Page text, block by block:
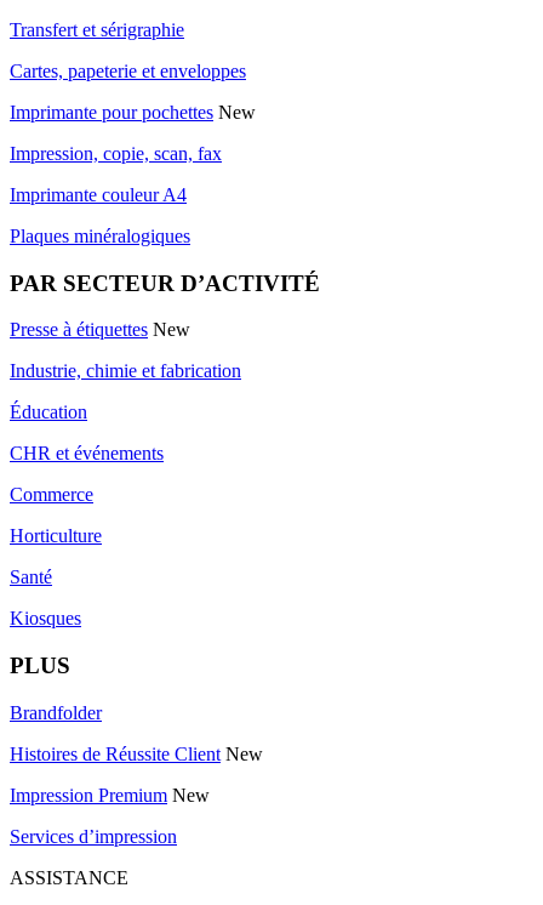
Transfert et sérigraphie
Cartes, papeterie et enveloppes
Imprimante pour pochettes New
Impression, copie, scan, fax
Imprimante couleur A4
Plaques minéralogiques
PAR SECTEUR D’ACTIVITÉ
Presse à étiquettes New
Industrie, chimie et fabrication
Éducation
CHR et événements
Commerce
Horticulture
Santé
Kiosques
PLUS
Brandfolder
Histoires de Réussite Client New
Impression Premium New
Services d’impression
ASSISTANCE